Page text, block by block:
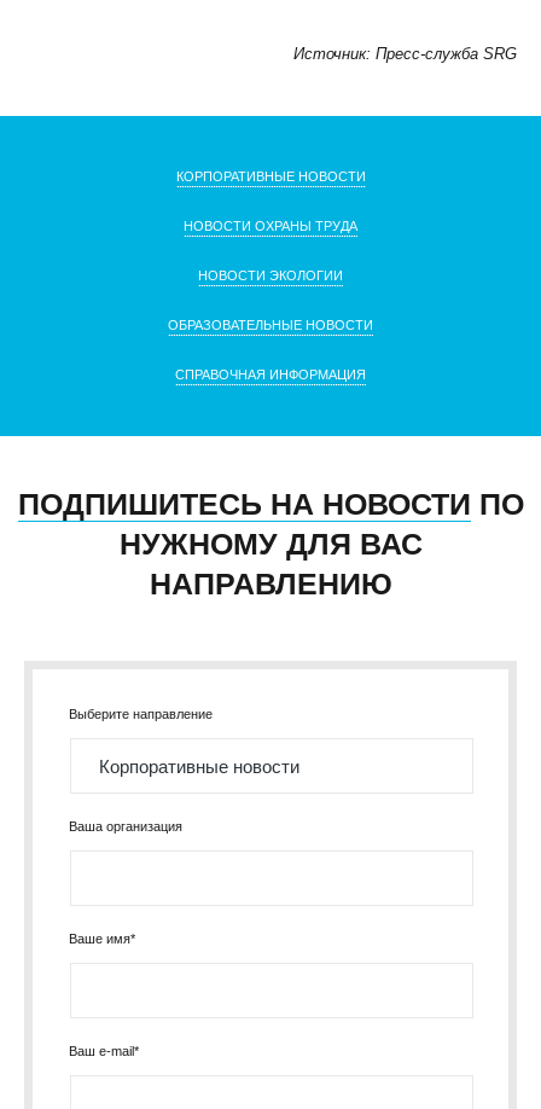
Источник: Пресс-служба SRG
КОРПОРАТИВНЫЕ НОВОСТИ
НОВОСТИ ОХРАНЫ ТРУДА
НОВОСТИ ЭКОЛОГИИ
ОБРАЗОВАТЕЛЬНЫЕ НОВОСТИ
СПРАВОЧНАЯ ИНФОРМАЦИЯ
ПОДПИШИТЕСЬ НА НОВОСТИ ПО
НУЖНОМУ ДЛЯ ВАС
НАПРАВЛЕНИЮ
Выберите направление
Ваша организация
Ваше имя*
Ваш e-mail*